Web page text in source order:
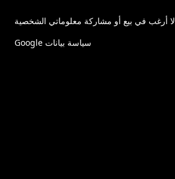
لا أرغب في بيع أو مشاركة معلوماتي الشخصية
سياسة بيانات Google